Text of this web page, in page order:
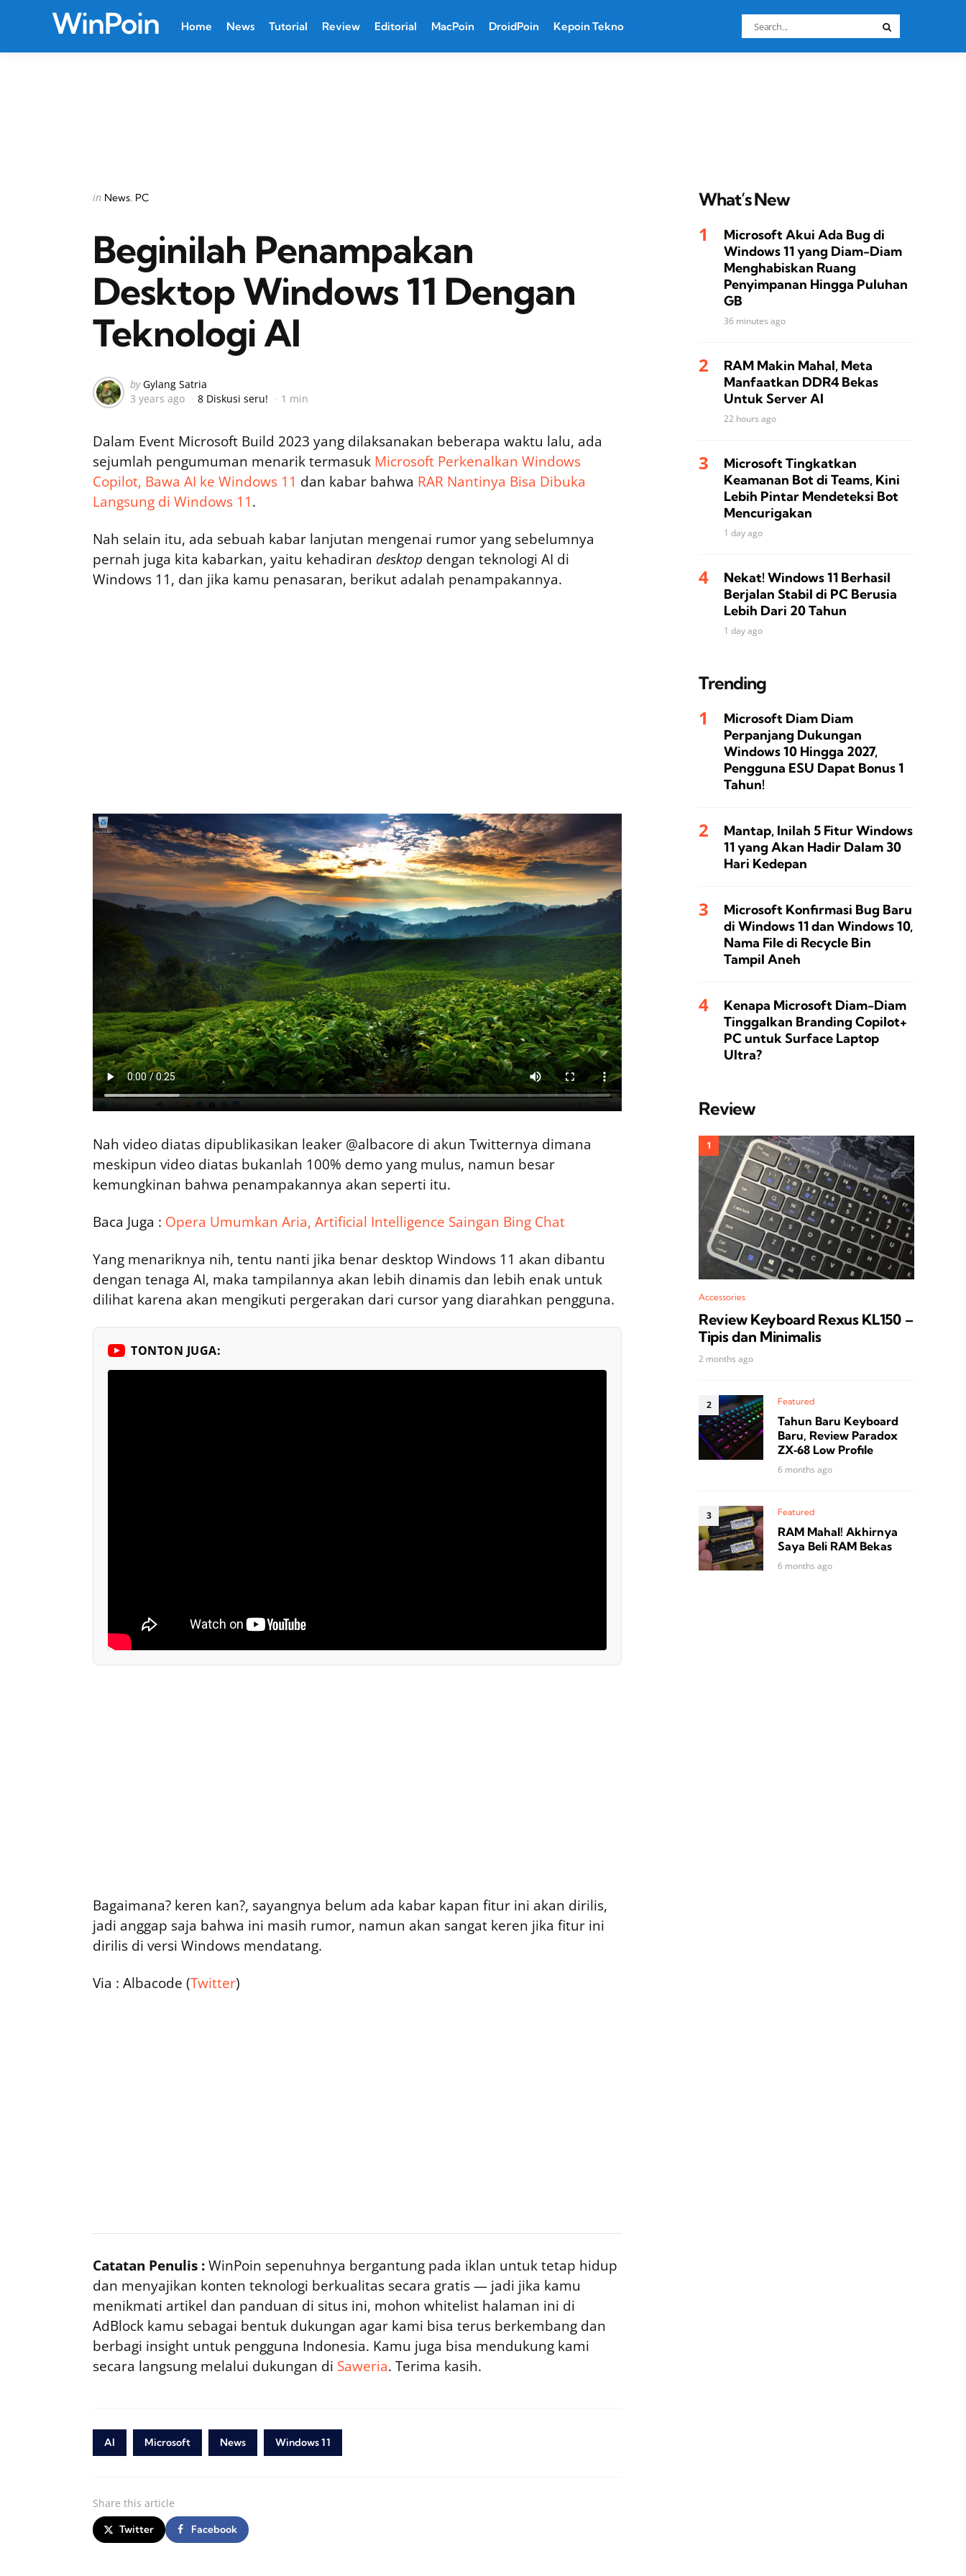
WinPoin Home News Tutorial Review Editorial MacPoin DroidPoin Kepoin Tekno
Search
for:
Categories
Posted
in News PC
Beginilah Penampakan
Desktop Windows 11 Dengan
Teknologi AI
Posted
by
by Gylang Satria
3 years ago
8 Diskusi seru! 1 min
Dalam Event Microsoft Build 2023 yang dilaksanakan beberapa waktu lalu, ada
sejumlah pengumuman menarik termasuk Microsoft Perkenalkan Windows
Copilot, Bawa AI ke Windows 11 dan kabar bahwa RAR Nantinya Bisa Dibuka
Langsung di Windows 11.
Nah selain itu, ada sebuah kabar lanjutan mengenai rumor yang sebelumnya
pernah juga kita kabarkan, yaitu kehadiran desktop dengan teknologi AI di
Windows 11, dan jika kamu penasaran, berikut adalah penampakannya.
Nah video diatas dipublikasikan leaker @albacore di akun Twitternya dimana
meskipun video diatas bukanlah 100% demo yang mulus, namun besar
kemungkinan bahwa penampakannya akan seperti itu.
Baca Juga : Opera Umumkan Aria, Artificial Intelligence Saingan Bing Chat
Yang menariknya nih, tentu nanti jika benar desktop Windows 11 akan dibantu
dengan tenaga AI, maka tampilannya akan lebih dinamis dan lebih enak untuk
dilihat karena akan mengikuti pergerakan dari cursor yang diarahkan pengguna.
TONTON JUGA:
Bagaimana? keren kan?, sayangnya belum ada kabar kapan fitur ini akan dirilis,
jadi anggap saja bahwa ini masih rumor, namun akan sangat keren jika fitur ini
dirilis di versi Windows mendatang.
Via : Albacode (Twitter)
Catatan Penulis :WinPoin sepenuhnya bergantung pada iklan untuk tetap hidup
dan menyajikan konten teknologi berkualitas secara gratis — jadi jika kamu
menikmati artikel dan panduan di situs ini, mohon whitelist halaman ini di
AdBlock kamu sebagai bentuk dukungan agar kami bisa terus berkembang dan
berbagi insight untuk pengguna Indonesia. Kamu juga bisa mendukung kami
secara langsung melalui dukungan di Saweria. Terima kasih.
AI Microsoft News Windows 11
Share this article
Twitter Facebook
What’s New
Microsoft Akui Ada Bug di
Windows 11 yang Diam-Diam
Menghabiskan Ruang
Penyimpanan Hingga Puluhan
GB
36 minutes ago
RAM Makin Mahal, Meta
Manfaatkan DDR4 Bekas
Untuk Server AI
22 hours ago
Microsoft Tingkatkan
Keamanan Bot di Teams, Kini
Lebih Pintar Mendeteksi Bot
Mencurigakan
1 day ago
Nekat! Windows 11 Berhasil
Berjalan Stabil di PC Berusia
Lebih Dari 20 Tahun
1 day ago
Trending
Microsoft Diam Diam
Perpanjang Dukungan
Windows 10 Hingga 2027,
Pengguna ESU Dapat Bonus 1
Tahun!
Mantap, Inilah 5 Fitur Windows
11 yang Akan Hadir Dalam 30
Hari Kedepan
Microsoft Konfirmasi Bug Baru
di Windows 11 dan Windows 10,
Nama File di Recycle Bin
Tampil Aneh
Kenapa Microsoft Diam-Diam
Tinggalkan Branding Copilot+
PC untuk Surface Laptop
Ultra?
Review
Accessories
Review Keyboard Rexus KL150 –
Tipis dan Minimalis
2 months ago
Featured
Tahun Baru Keyboard
Baru, Review Paradox
ZX‑68 Low Profile
6 months ago
Featured
RAM Mahal! Akhirnya
Saya Beli RAM Bekas
6 months ago